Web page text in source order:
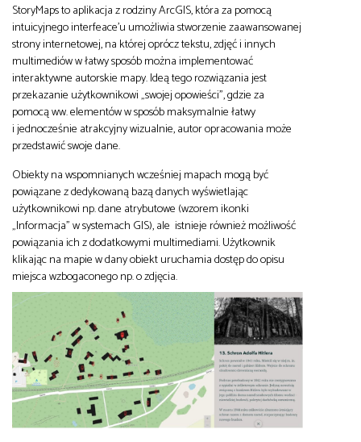
StoryMaps to aplikacja z rodziny ArcGIS, która za pomocą
intuicyjnego interfeace’u umożliwia stworzenie zaawansowanej
strony internetowej, na której oprócz tekstu, zdjęć i innych
multimediów w łatwy sposób można implementować
interaktywne autorskie mapy. Ideą tego rozwiązania jest
przekazanie użytkownikowi „swojej opowieści”, gdzie za
pomocą ww. elementów w sposób maksymalnie łatwy
i jednocześnie atrakcyjny wizualnie, autor opracowania może
przedstawić swoje dane.
Obiekty na wspomnianych wcześniej mapach mogą być
powiązane z dedykowaną bazą danych wyświetlając
użytkownikowi np. dane atrybutowe (wzorem ikonki
„Informacja” w systemach GIS), ale istnieje również możliwość
powiązania ich z dodatkowymi multimediami. Użytkownik
klikając na mapie w dany obiekt uruchamia dostęp do opisu
miejsca wzbogaconego np. o zdjęcia.